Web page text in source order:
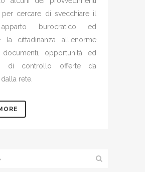
per cercare di svecchiare il
burocratico ed
la cittadinanza all'enorme
opportunità ed
di controllo offerte da
rete.